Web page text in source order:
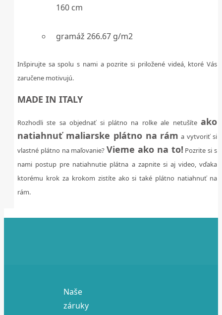
160 cm
gramáž 266.67 g/m2
Inšpirujte sa spolu s nami a pozrite si priložené videá, ktoré Vás
zaručene motivujú.
MADE IN ITALY
Rozhodli ste sa objednať si plátno na rolke ale netušíte ako
natiahnuť maliarske plátno na rám a vytvoriť si
vlastné plátno na maľovanie?Vieme ako na to! Pozrite si s
nami postup pre natiahnutie plátna a zapnite si aj video, vďaka
ktorému krok za krokom zistíte ako si také plátno natiahnuť na
rám.
Naše
záruky